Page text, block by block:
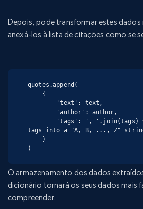
Depois, pode transformar estes dados
anexá-los à lista de citações como se
quotes.append(
tags into a "A, B, ..., Z"
)
O armazenamento dos dados
dicionário tornará os seus dados mais
compreender.